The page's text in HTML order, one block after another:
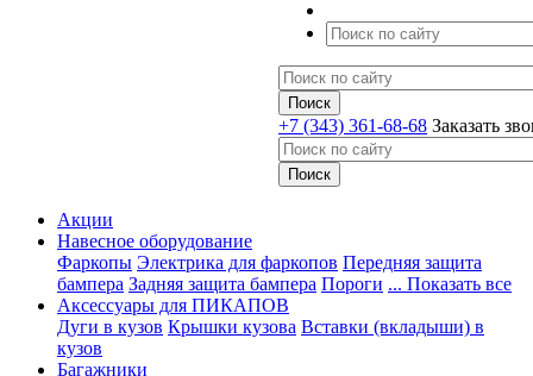
+7 (343) 361-68-68 Заказать
Акции
Навесное оборудование
Фаркопы Электрика для фаркопов Передняя защита
бампера Задняя защита бампера Пороги ... Показать все
Аксессуары для ПИКАПОВ
Дуги в кузов Крышки кузова Вставки (вкладыши) в
кузов
Багажники